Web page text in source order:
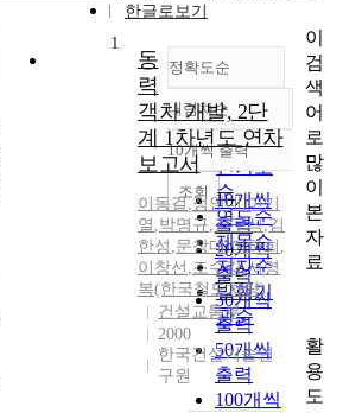
한글로보기
정확도순
정확도
순
인기도
순
연도순
제목순
저자순
발행기
관순
내림차순
내림차순
10개씩 출력
10개씩
출력
20개씩
출력
30개씩
출력
50개씩
출력
100개씩
조회
1
동
력
객차 개발, 2단
계 1차년도 연차
보고서
이동걸,정인대,이기
열 ,박명규,김구식,김
한성 ,문창대,이하희 ,
이창선 ,조수강,서영
복(한국철도차량)
건설교통부
2000
한국건설기술연
구원
이
검
색
어
로
많
이
본
자
료
활
용
도